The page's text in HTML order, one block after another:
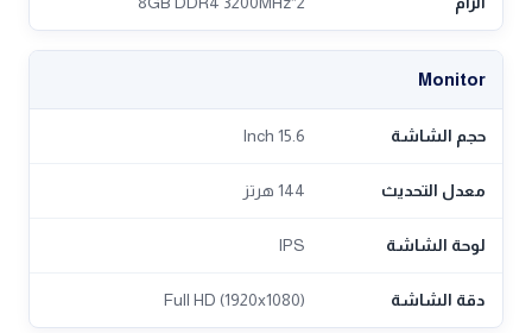
Monitor
حجم الشاشة 15.6 Inch
معدل التحديث 144 هرتز
لوحة الشاشة IPS
دقة الشاشة Full HD (1920x1080)